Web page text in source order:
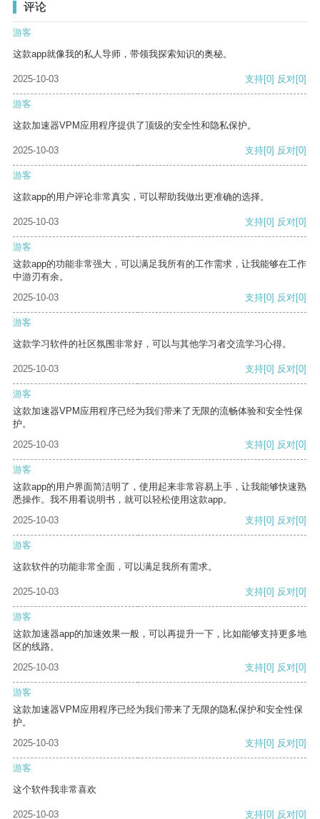
评论
游客
这款app就像我的私人导师，带领我探索知识的奥秘。
2025-10-03 支持[0] 反对[0]
游客
这款加速器VPM应用程序提供了顶级的安全性和隐私保护。
2025-10-03 支持[0] 反对[0]
游客
这款app的用户评论非常真实，可以帮助我做出更准确的选择。
2025-10-03 支持[0] 反对[0]
游客
这款app的功能非常强大，可以满足我所有的工作需求，让我能够在工作
中游刃有余。
2025-10-03
支持[0] 反对[0]
游客
这款学习软件的社区氛围非常好，可以与其他学习者交流学习心得。
2025-10-03 支持[0] 反对[0]
游客
这款加速器VPM应用程序已经为我们带来了无限的流畅体验和安全性保
护。
2025-10-03
支持[0] 反对[0]
游客
这款app的用户界面简洁明了，使用起来非常容易上手，让我能够快速熟
悉操作。我不用看说明书，就可以轻松使用这款app。
2025-10-03
支持[0] 反对[0]
游客
这款软件的功能非常全面，可以满足我所有需求。
2025-10-03 支持[0] 反对[0]
游客
这款加速器app的加速效果一般，可以再提升一下，比如能够支持更多地
区的线路。
2025-10-03
支持[0] 反对[0]
游客
这款加速器VPM应用程序已经为我们带来了无限的隐私保护和安全性保
护。
2025-10-03
支持[0] 反对[0]
游客
这个软件我非常喜欢
2025-10-03 支持[0] 反对[0]